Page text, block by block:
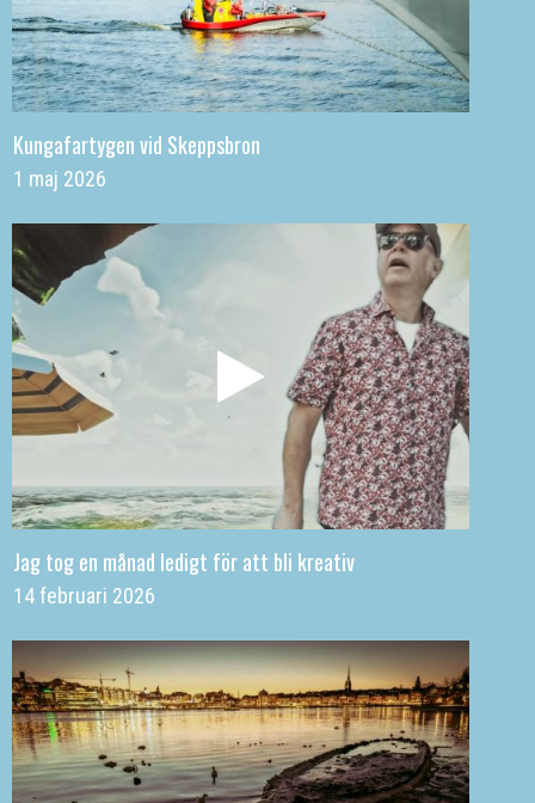
Kungafartygen vid Skeppsbron
1 maj 2026
Jag tog en månad ledigt för att bli kreativ
14 februari 2026